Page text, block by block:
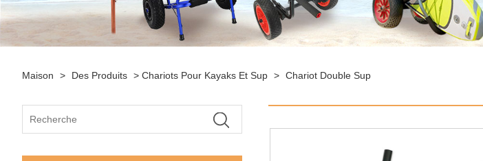
Maison > Des Produits > Chariots Pour Kayaks Et Sup > Chariot Double Sup